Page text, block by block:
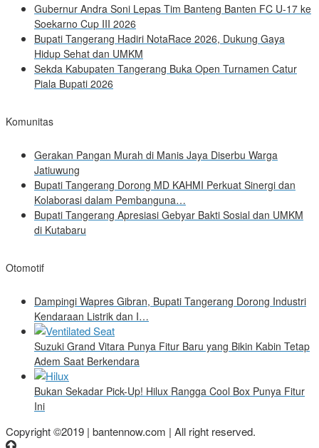
Gubernur Andra Soni Lepas Tim Banteng Banten FC U-17 ke
Soekarno Cup III 2026
Bupati Tangerang Hadiri NotaRace 2026, Dukung Gaya
Hidup Sehat dan UMKM
Sekda Kabupaten Tangerang Buka Open Turnamen Catur
Piala Bupati 2026
Komunitas
Gerakan Pangan Murah di Manis Jaya Diserbu Warga
Jatiuwung
Bupati Tangerang Dorong MD KAHMI Perkuat Sinergi dan
Kolaborasi dalam Pembanguna…
Bupati Tangerang Apresiasi Gebyar Bakti Sosial dan UMKM
di Kutabaru
Otomotif
Dampingi Wapres Gibran, Bupati Tangerang Dorong Industri
Kendaraan Listrik dan I…
Suzuki Grand Vitara Punya Fitur Baru yang Bikin Kabin Tetap
Adem Saat Berkendara
Bukan Sekadar Pick-Up! Hilux Rangga Cool Box Punya Fitur
Ini
Copyright ©2019 | bantennow.com | All right reserved.